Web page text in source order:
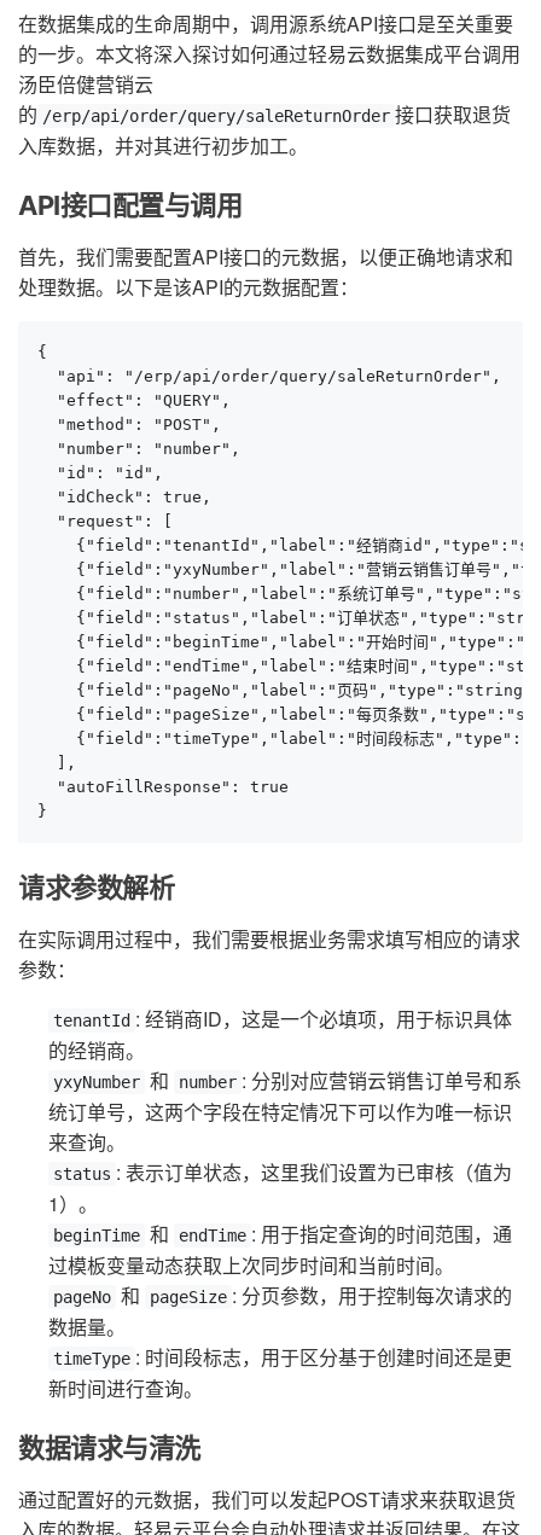
在数据集成的生命周期中，调用源系统API接口是至关重要
的一步。本文将深入探讨如何通过轻易云数据集成平台调用
汤臣倍健营销云
的 /erp/api/order/query/saleReturnOrder 接口获取退货
入库数据，并对其进行初步加工。
API接口配置与调用
首先，我们需要配置API接口的元数据，以便正确地请求和
处理数据。以下是该API的元数据配置：
{
  "api": "/erp/api/order/query/saleReturnOrder",
  "effect": "QUERY",
  "method": "POST",
  "number": "number",
  "id": "id",
  "idCheck": true,
  "request": [
{"field":"tenantId","label":"经销商
{"field":"yxyNumber","label":"营销云销售订单号
{"field":"number","label":"系统订单号
{"field":"status","label":"订单状态
{"field":"beginTime","label":"开始时间
{"field":"endTime","label":"结束时间
{"field":"pageNo","label":"页码
{"field":"pageSize","label":"每页条数
{"field":"timeType","label":"时间段标志
  ],
  "autoFillResponse": true
}
请求参数解析
在实际调用过程中，我们需要根据业务需求填写相应的请求
参数：
tenantId : 经销商ID，这是一个必填项，用于标识具体
的经销商。
yxyNumber 和 number : 分别对应营销云销售订单号和系
统订单号，这两个字段在特定情况下可以作为唯一标识
来查询。
status : 表示订单状态，这里我们设置为已审核（值为
1）。
beginTime 和 endTime : 用于指定查询的时间范围，通
过模板变量动态获取上次同步时间和当前时间。
pageNo 和 pageSize : 分页参数，用于控制每次请求的
数据量。
timeType : 时间段标志，用于区分基于创建时间还是更
新时间进行查询。
数据请求与清洗
通过配置好的元数据，我们可以发起POST请求来获取退货